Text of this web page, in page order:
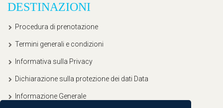
DESTINAZIONI
Procedura di prenotazione
Termini generali e condizioni
Informativa sulla Privacy
Dichiarazione sulla protezione dei dati Data
Informazione Generale